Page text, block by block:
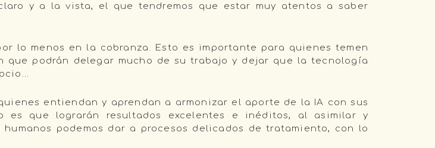
y a la vista, el que tendremos que estar muy atentos a saber
lo menos en la cobranza. Esto es importante para quienes temen
que podrán delegar mucho de su trabajo y dejar que la tecnología
entiendan y aprendan a armonizar el aporte de la IA con sus
es que lograrán resultados excelentes e inéditos, al asimilar y
podemos dar a procesos delicados de tratamiento, con lo